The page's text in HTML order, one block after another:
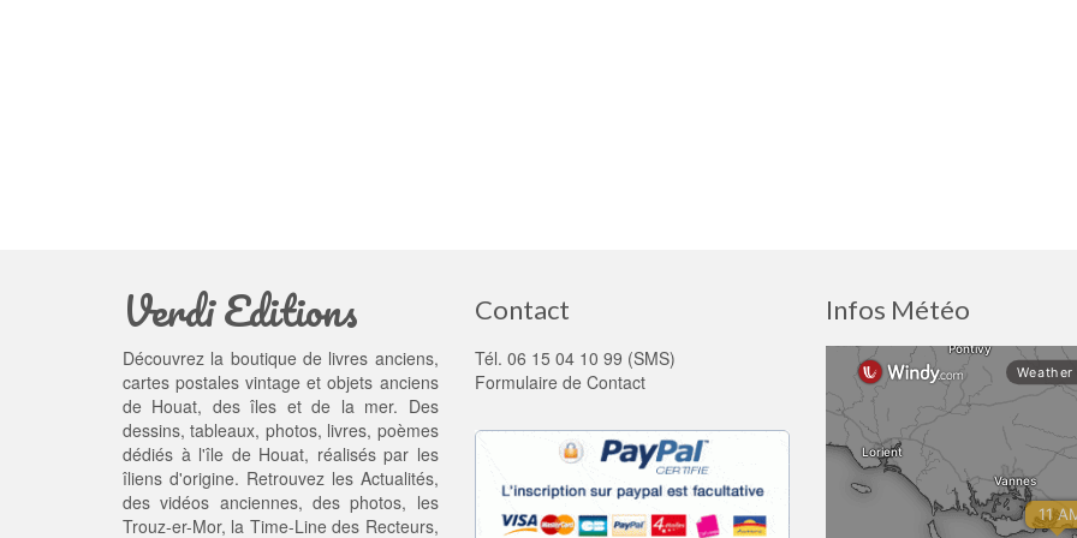
Verdi Editions
Découvrez la boutique de livres anciens,
cartes postales vintage et objets anciens
de Houat, des îles et de la mer. Des
dessins, tableaux, photos, livres, poèmes
dédiés à l'île de Houat, réalisés par les
îliens d'origine. Retrouvez les Actualités,
desvidéos anciennes, desphotos, les
Trouz-er-Mor, la Time-Line des Recteurs,
Contact
Tél. 06 15 04 10 99 (SMS)
Formulaire de Contact
Infos Météo